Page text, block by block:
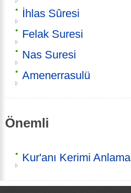
İhlas Sûresi
Felak Suresi
Nas Suresi
Amenerrasulü
Önemli
Kur'anı Kerimi Anlama